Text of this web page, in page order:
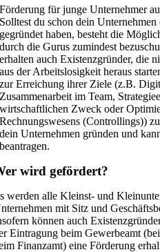
Förderung für junge Unternehmer
Solltest du schon dein
gegründet haben, besteht die
durch die Gurus zumindest
erhalten auch Existenzgründer, die
aus der Arbeitslosigkeit heraus
zur Erreichung ihrer Ziele (z.B.
Zusammenarbeit im Team,
wirtschaftlichen Zweck oder
Rechnungswesens (Controllings))
dein Unternehmen gründen und
beantragen.
wird gefördert?
werden alle Kleinst- und
mit Sitz und
können auch
Eintragung beim Gewerbeamt
Finanzamt) eine Förderung